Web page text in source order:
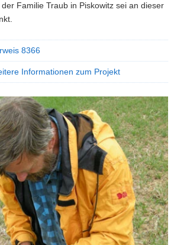
Familie Traub in Piskowitz sei an dieser
8366
Informationen zum Projekt